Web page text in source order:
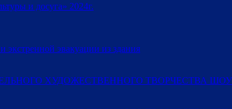
и досуга» 2024г.
экстренной эвакуации из здания
ХУДОЖЕСТВЕННОГО ТВОРЧЕСТВА